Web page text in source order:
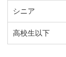
シニア
高校生以下